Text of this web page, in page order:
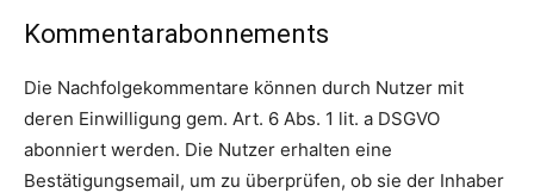
Kommentarabonnements
Die Nachfolgekommentare können durch Nutzer mit
deren Einwilligung gem. Art. 6 Abs. 1 lit. a DSGVO
abonniert werden. Die Nutzer erhalten eine
Bestätigungsemail, um zu überprüfen, ob sie der Inhaber